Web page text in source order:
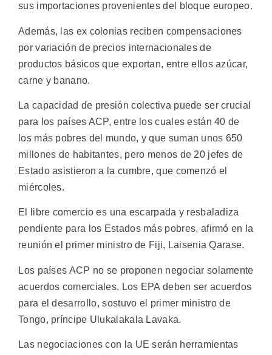
sus importaciones provenientes del bloque europeo.
Además, las ex colonias reciben compensaciones
por variación de precios internacionales de
productos básicos que exportan, entre ellos azúcar,
carne y banano.
La capacidad de presión colectiva puede ser crucial
para los países ACP, entre los cuales están 40 de
los más pobres del mundo, y que suman unos 650
millones de habitantes, pero menos de 20 jefes de
Estado asistieron a la cumbre, que comenzó el
miércoles.
El libre comercio es una escarpada y resbaladiza
pendiente para los Estados más pobres, afirmó en la
reunión el primer ministro de Fiji, Laisenia Qarase.
Los países ACP no se proponen negociar solamente
acuerdos comerciales. Los EPA deben ser acuerdos
para el desarrollo, sostuvo el primer ministro de
Tongo, príncipe Ulukalakala Lavaka.
Las negociaciones con la UE serán herramientas